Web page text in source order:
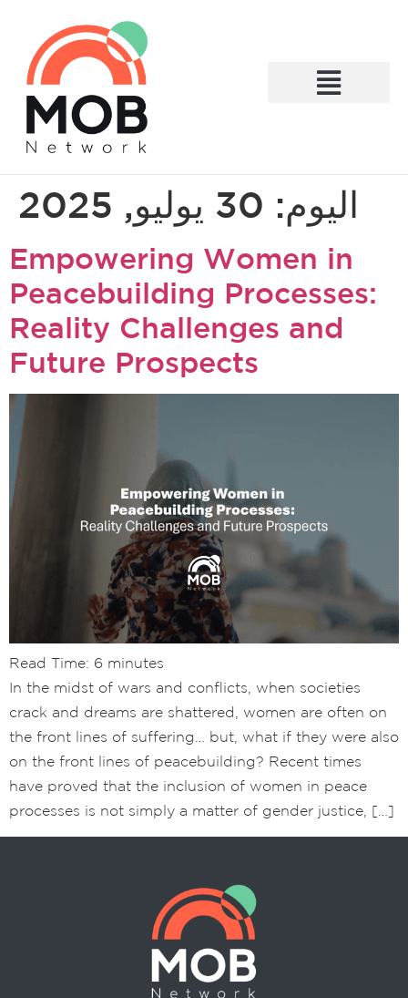
اليوم: 30 يوليو, 2025
Empowering Women in
Peacebuilding Processes:
Reality Challenges and
Future Prospects
Read Time: 6 minutes
In the midst of wars and conflicts, when societies
crack and dreams are shattered, women are often on
the front lines of suffering… but, what if they were also
on the front lines of peacebuilding? Recent times
have proved that the inclusion of women in peace
processes is not simply a matter of gender justice, […]